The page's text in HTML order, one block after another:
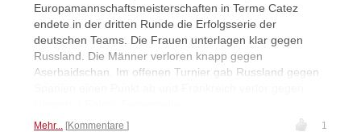
Europamannschaftsmeisterschaften in Terme Catez
endete in der dritten Runde die Erfolgsserie der
deutschen Teams. Die Frauen unterlagen klar gegen
Russland. Die Männer verloren knapp gegen
Aserbaidschan. Im offenen Turnier gab Russland gegen
Mehr... Kommentare 1